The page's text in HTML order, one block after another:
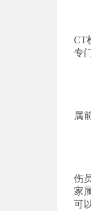
CT
专
属
伤
家
可